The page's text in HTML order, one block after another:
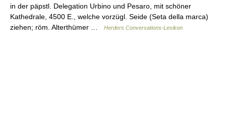
in der päpstl. Delegation Urbino und Pesaro, mit schöner
Kathedrale, 4500 E., welche vorzügl. Seide (Seta della marca)
ziehen; röm. Alterthümer …
Herders Conversations-Lexikon